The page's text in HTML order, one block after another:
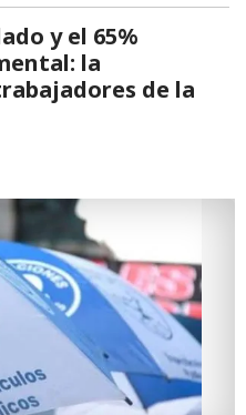
y el 65%
la
de la